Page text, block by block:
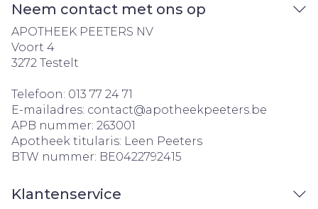
Neem contact met ons op
APOTHEEK PEETERS NV
Voort 4
3272 Testelt
Telefoon: 013 77 24 71
E-mailadres: contact@apotheekpeeters.be
APB nummer: 263001
Apotheek titularis: Leen Peeters
BTW nummer: BE0422792415
Klantenservice